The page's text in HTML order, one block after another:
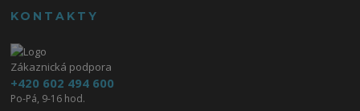
KONTAKTY
Zákaznická podpora
+420 602 494 600
Po-Pá, 9-16 hod.